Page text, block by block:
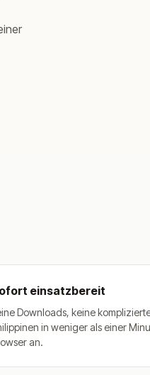
einsatzbereit
Downloads, keine
in weniger als einer
an.